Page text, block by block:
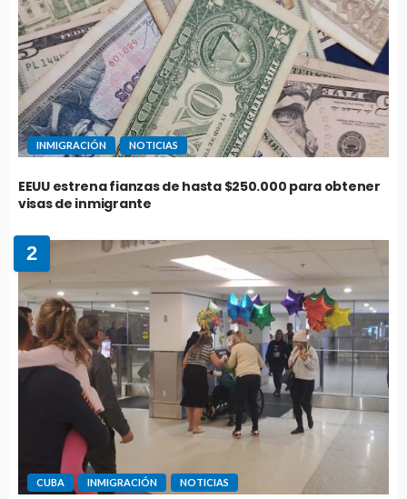
INMIGRACIÓN NOTICIAS
EEUU estrena fianzas de hasta $250.000 para obtener
visas de inmigrante
2
CUBA INMIGRACIÓN NOTICIAS